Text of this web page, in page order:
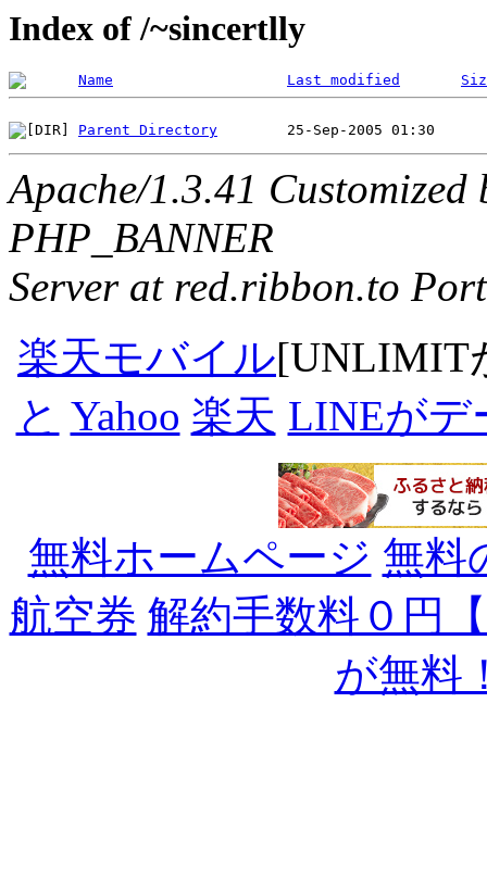
Index of /~sincertlly
Name Last modified
Parent Directory
Apache/1.3.41 Customized
PHP_BANNER
Server at red.ribbon.to
楽天モバイル[UNLIMIT
と Yahoo 楽天 LINEがデ
無料ホームページ 無料
航空券 解約手数料０円
が無料